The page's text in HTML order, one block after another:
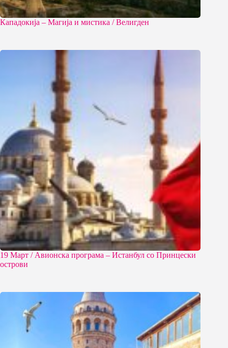
Кападокија – Магија и мистика / Велигден
19 Март / Aвионска програма – Истанбул со Принцески
острови